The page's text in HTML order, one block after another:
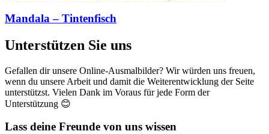
Mandala – Tintenfisch
Unterstützen Sie uns
Gefallen dir unsere Online-Ausmalbilder? Wir würden uns freuen,
wenn du unsere Arbeit und damit die Weiterentwicklung der Seite
unterstützst. Vielen Dank im Voraus für jede Form der
Unterstützung 😊
Lass deine Freunde von uns wissen